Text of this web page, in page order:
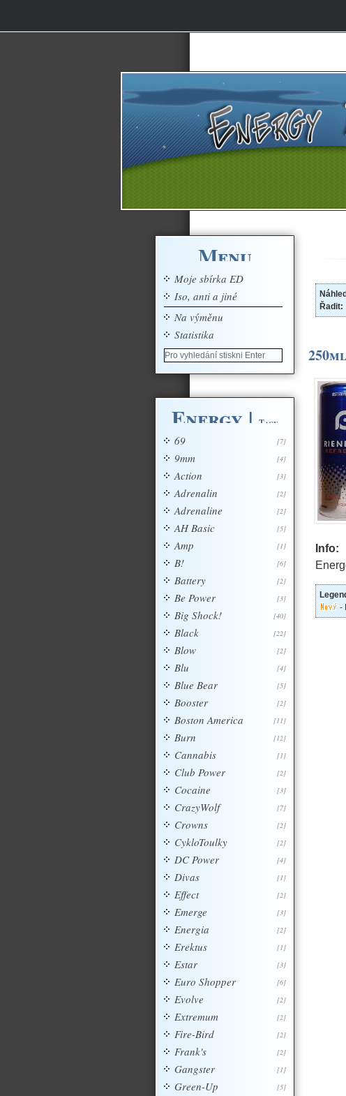
Řadit:
250ml
Info:
-
Menu
Moje sbírka ED
Iso, anti a jiné
Na výměnu
Statistika
Energy | Tagy
[7]
69
[4]
9mm
[3]
Action
[2]
Adrenalin
[2]
Adrenaline
[5]
AH Basic
[1]
Amp
[6]
B!
[2]
Battery
[3]
Be Power
[40]
Big Shock!
[22]
Black
[2]
Blow
[4]
Blu
[5]
Blue Bear
[2]
Booster
[11]
Boston America
[12]
Burn
[1]
Cannabis
[2]
Club Power
[3]
Cocaine
[7]
CrazyWolf
[2]
Crowns
[2]
CykloToulky
[4]
DC Power
[1]
Divas
[2]
Effect
[3]
Emerge
[2]
Energia
[1]
Erektus
[3]
Estar
[6]
Euro Shopper
[2]
Evolve
[2]
Extremum
[2]
Fire-Bird
[2]
Frank's
[1]
Gangster
[5]
Green-Up